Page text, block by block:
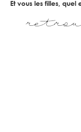
Et vous les filles,